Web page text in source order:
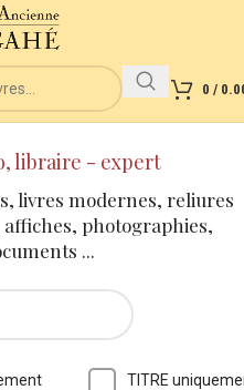
0 /
libraire - expert
livres modernes, reliures
photographies,
...
TITRE